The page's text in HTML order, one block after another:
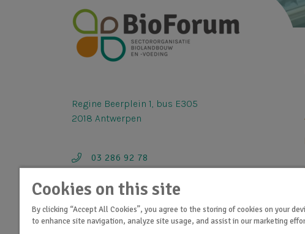
Regine Beerplein 1, bus E305
2018 Antwerpen
03 286 92 78
Cookies on this site
By clicking “Accept All Cookies”, you agree to the storing of cookies on your
to enhance site navigation, analyze site usage, and assist in our marketing